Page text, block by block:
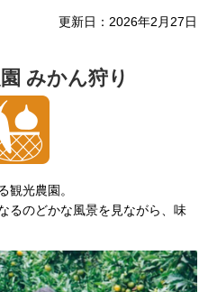
更新日：2026年2月27日
みかん狩り
観光農園。
るのどかな風景を見ながら、味